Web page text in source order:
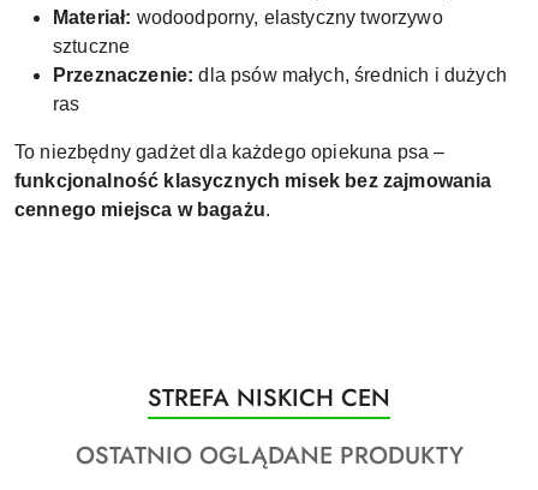
Materiał: wodoodporny, elastyczny tworzywo
sztuczne
Przeznaczenie: dla psów małych, średnich i dużych
ras
To niezbędny gadżet dla każdego opiekuna psa –
funkcjonalność klasycznych misek bez zajmowania
cennego miejsca w bagażu.
Pomiń karuzelę produktów
Produkty
o
statusie:
STREFA NISKICH CEN
Produkty
OSTATNIO OGLĄDANE PRODUKTY